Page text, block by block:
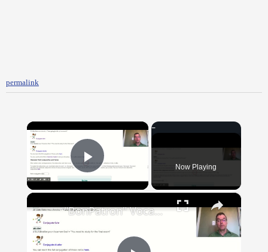
permalink
×
Play Video Now Playing
×
"BonPatron" Vocabulary Guide: School